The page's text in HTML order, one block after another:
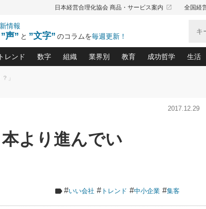
日本経営合理化協会 商品・サービス案内 launch 全国経
情報
”声” と ”文字” のコラムを毎週更新！
朝礼・会議での「社長の３分間
日号）
2026.08.5
」の極意
ておきたい、知っておきたい、やってお
F・グジバチの『経営戦略の新常識』(12)
営知になる考え方」(57)
お願いしたいと思われる「一流の仕事術」(28)
トレンド
北村森の「今月のヒット商品」(109)
数字
会社を守り抜くための緊急対策(100)
強い決算書の会社はココが違う！(36)
決算書の“見える化”術(12)
組織
賃金決定の定石(68)
顧客・社員・社会から支持される「ウェル
業界別
大久保一彦の“流行る”お店の仕組
柿内幸夫─社長のための現場改善
教育
あなただからお願いし
クレーム対応 実践マニ
デキル社員に育てる！
業績アップにつながる！
成功哲学
中国哲学に学ぶ
令和時代の「社
先人の名句名言
渡部昇一の「日
生活
お
(50)
デ
リ
ワ
社
」
2017.12.29
より進んでい
#いい会社 # トレンド #中小企業 #集客